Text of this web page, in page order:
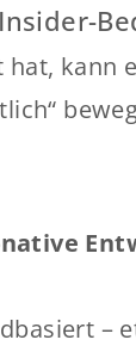
kann
–